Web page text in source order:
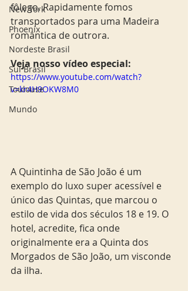
New York
Phoenix
Nordeste Brasil
Sul Brasil
Toulouse
Mundo
fôlego. Rapidamente fomos
transportados para uma Madeira
romântica de outrora.
Veja nosso vídeo especial:
https://www.youtube.com/watch?
v=kr4H9OKW8M0
A Quintinha de São João é um
exemplo do luxo super acessível e
único das Quintas, que marcou o
estilo de vida dos séculos 18 e 19. O
hotel, acredite, fica onde
originalmente era a Quinta dos
Morgados de São João, um visconde
da ilha.